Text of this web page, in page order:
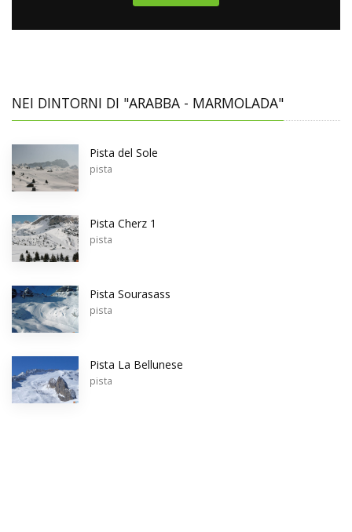
NEI DINTORNI DI "ARABBA - MARMOLADA"
Pista del Sole
pista
Pista Cherz 1
pista
Pista Sourasass
pista
Pista La Bellunese
pista